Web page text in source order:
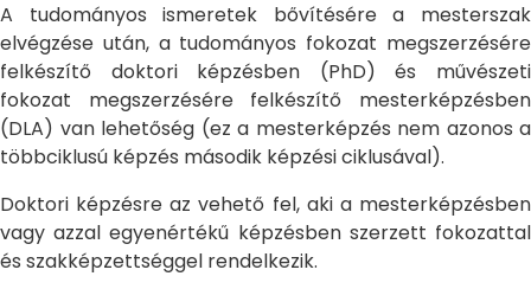
A tudományos ismeretek bővítésére a mesterszak
elvégzése után, a tudományos fokozat megszerzésére
felkészítő doktori képzésben (PhD) és művészeti
fokozat megszerzésére felkészítő mesterképzésben
(DLA) van lehetőség (ez a mesterképzés nem azonos a
többciklusú képzés második képzési ciklusával).
Doktori képzésre az vehető fel, aki a mesterképzésben
vagy azzal egyenértékű képzésben szerzett fokozattal
és szakképzettséggel rendelkezik.